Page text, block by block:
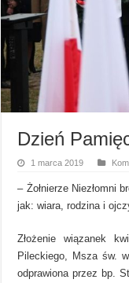
Dzień
1 marca 2019
– Żołnierze Niezłomni
jak: wiara, rodzina i
Złożenie wiązanek
Pileckiego, Msza św.
odprawiona przez bp.